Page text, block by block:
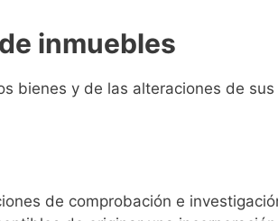
inmuebles
bienes y de las alteraciones de
de comprobación e